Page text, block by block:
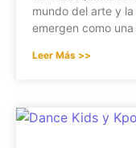
mundo del arte y
emergen como
Leer Más >>